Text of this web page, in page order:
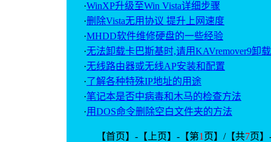
·WinXP升级至Win Vista详细步骤
·删除Vista无用协议 提升上网速度
·MHDD软件维修硬盘的一些经验
·无法卸载卡巴斯基时,请用KAVremover9卸载
·无线路由器或无线AP安装和配置
·了解各种特殊IP地址的用途
·笔记本是否中病毒和木马的检查方法
·用DOS命令删除空白文件夹的方法
【首页】-【上页】-【第1 页】/【共7页